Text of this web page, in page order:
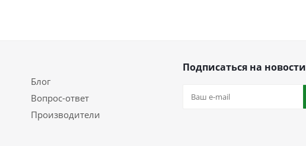
Блог
Вопрос-ответ
Производители
Подписаться на новости